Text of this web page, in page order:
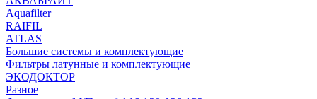
Aquafilter
RAIFIL
ATLAS
Большие системы и комплектующие
Фильтры латунные и комплектующие
ЭКОДОКТОР
Разное